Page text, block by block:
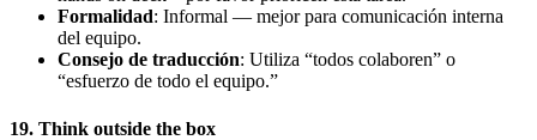
Formalidad: Informal — mejor para comunicación interna
del equipo.
Consejo de traducción: Utiliza “todos colaboren” o
“esfuerzo de todo el equipo.”
19. Think outside the box